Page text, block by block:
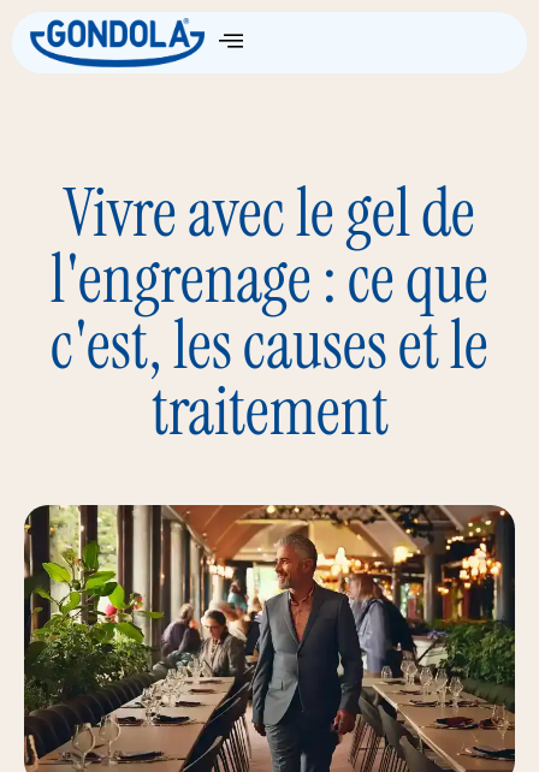
Vivre avec le gel de
l'engrenage : ce que
c'est, les causes et le
traitement